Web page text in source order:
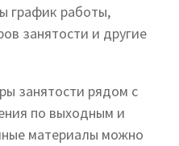
график работы,
занятости и другие
занятости рядом с
по выходным и
материалы можно